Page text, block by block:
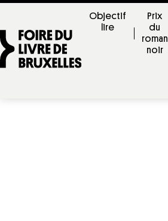
Objectif
lire
Prix
du
roman
noir